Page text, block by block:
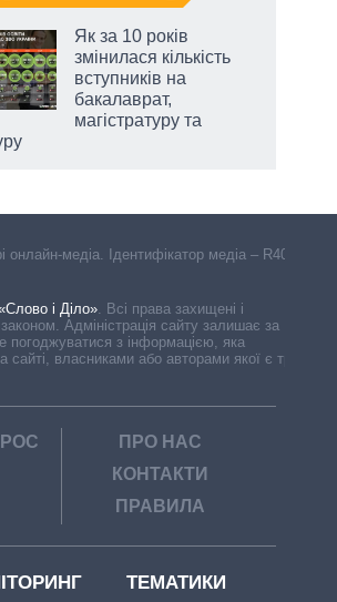
Як за 10 років
змінилася кількість
вступників на
бакалаврат,
магістратуру та
онлайн-медіа. Ідентифікатор медіа – R40-
і Діло». Всі права захищені і
Адміністрація сайту залишає за
погоджуватися з інформацією, яка
сайті, власниками або авторами якої є треті
РОС
ПРО НАС
КОНТАКТИ
ПРАВИЛА
ТЕМАТИКИ